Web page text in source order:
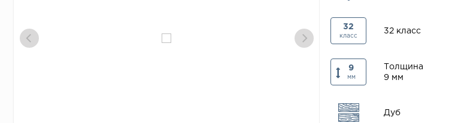
32
класс
32 класс
9
мм
Толщина
9 мм
Дуб